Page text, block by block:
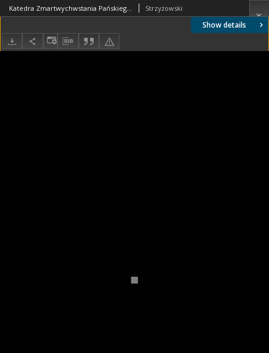
Show details
Katedra Zmartwychwstania Pańskiego i św. Tomasza Apostoła. Wnętrze. Widok od strony organów na fragment nawy głównej z przed 1939 roku. Zamość Strzyżowski